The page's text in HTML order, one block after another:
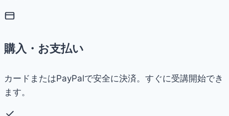
購入・お支払い
カードまたはPayPalで安全に決済。すぐに受講開始でき
ます。